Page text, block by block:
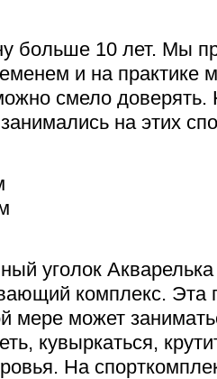
больше 10 лет. Мы
и на практике
смело доверять.
на этих
уголок
комплекс. Эта
мере может
кувыркаться,
На